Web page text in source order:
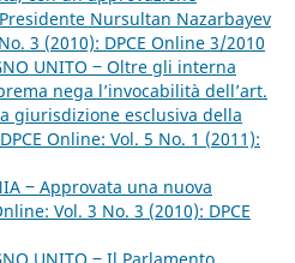
Nursultan Nazarbayev
3 (2010): DPCE Online 3/2010
UNITO ‒ Oltre gli interna
nega l’invocabilità dell’art.
giurisdizione esclusiva della
DPCE Online: Vol. 5 No. 1 (2011):
‒ Approvata una nuova
Vol. 3 No. 3 (2010): DPCE